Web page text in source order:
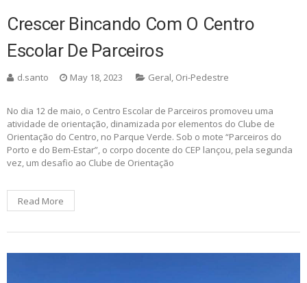
Crescer Bincando Com O Centro
Escolar De Parceiros
d.santo May 18, 2023 Geral, Ori-Pedestre
No dia 12 de maio, o Centro Escolar de Parceiros promoveu uma
atividade de orientação, dinamizada por elementos do Clube de
Orientação do Centro, no Parque Verde. Sob o mote “Parceiros do
Porto e do Bem-Estar”, o corpo docente do CEP lançou, pela segunda
vez, um desafio ao Clube de Orientação
Read More